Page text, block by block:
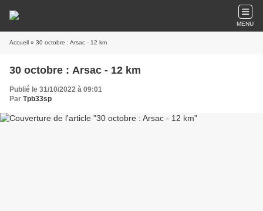
MENU
Accueil » 30 octobre : Arsac - 12 km
30 octobre : Arsac - 12 km
Publié le 31/10/2022 à 09:01
Par Tpb33sp